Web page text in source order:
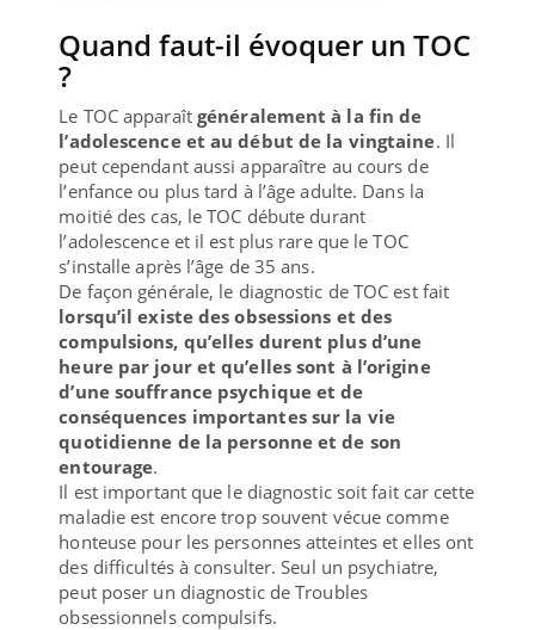
Quand faut-il évoquer un TOC
?
Le TOC apparaît généralement à la fin de
l’adolescence et au début de la vingtaine. Il
peut cependant aussi apparaître au cours de
l’enfance ou plus tard à l’âge adulte. Dans la
moitié des cas, le TOC débute durant
l’adolescence et il est plus rare que le TOC
s’installe après l’âge de 35 ans.
De façon générale, le diagnostic de TOC est fait
lorsqu’il existe des obsessions et des
compulsions, qu’elles durent plus d’une
heure par jour et qu’elles sont à l’origine
d’une souffrance psychique et de
conséquences importantes sur la vie
quotidienne de la personne et de son
entourage.
Il est important que le diagnostic soit fait car cette
maladie est encore trop souvent vécue comme
honteuse pour les personnes atteintes et elles ont
des difficultés à consulter. Seul un psychiatre,
peut poser un diagnostic de Troubles
obsessionnels compulsifs.